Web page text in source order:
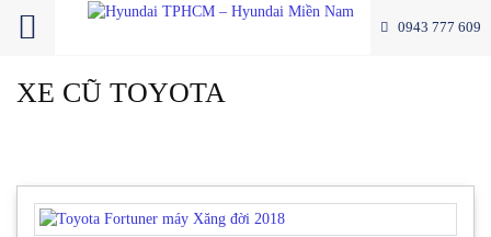
0943 777 609
XE CŨ TOYOTA